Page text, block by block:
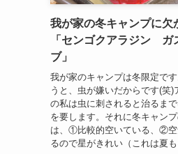
我が家の冬キャンプに欠
「センゴクアラジン ガ
ブ」
我が家のキャンプは冬限定で
うと、虫が嫌いだからです(笑)
の私は虫に刺されると治るま
を要します。それに冬キャン
は、①比較的空いている、②空
るので星がきれい（これは夏も